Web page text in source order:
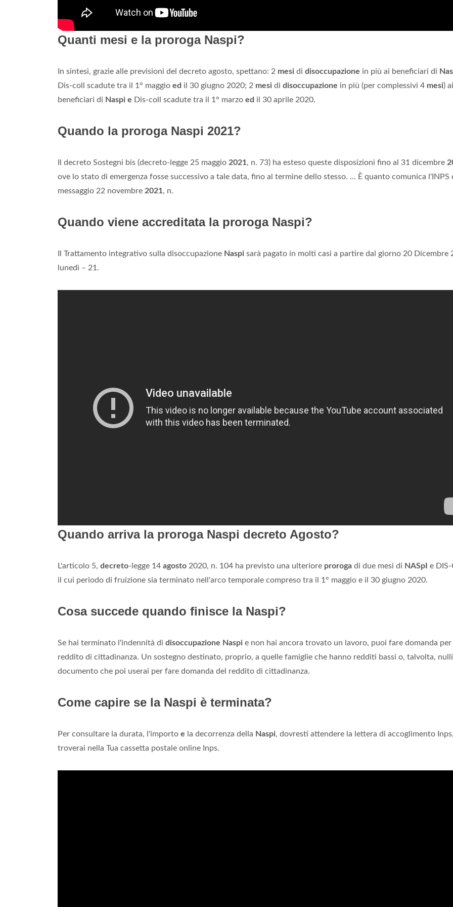
Quanti mesi e la proroga Naspi?
In sintesi, grazie alle previsioni del decreto agosto, spettano: 2 mesi di disoccupazione in più ai beneficiari di
Dis-coll scadute tra il 1° maggio ed il 30 giugno 2020; 2 mesi di disoccupazione in più (per complessivi 4 mesi) ai
beneficiari di Naspi e Dis-coll scadute tra il 1° marzo ed il 30 aprile 2020.
Quando la proroga Naspi 2021?
Il decreto Sostegni bis (decreto-legge 25 maggio 2021, n. 73) ha esteso queste disposizioni fino al 31 dicembre
ove lo stato di emergenza fosse successivo a tale data, fino al termine dello stesso. ... È quanto comunica l'INPS
messaggio 22 novembre 2021, n.
Quando viene accreditata la proroga Naspi?
Il Trattamento integrativo sulla disoccupazione Naspi sarà pagato in molti casi a partire dal giorno 20 Dicembre
lunedì – 21.
Quando arriva la proroga Naspi decreto Agosto?
L'articolo 5, decreto-legge 14 agosto 2020, n. 104 ha previsto una ulteriore proroga di due mesi di NASpI e DIS-
il cui periodo di fruizione sia terminato nell'arco temporale compreso tra il 1° maggio e il 30 giugno 2020.
Cosa succede quando finisce la Naspi?
Se hai terminato l'indennità di disoccupazione Naspi e non hai ancora trovato un lavoro, puoi fare domanda per
reddito di cittadinanza. Un sostegno destinato, proprio, a quelle famiglie che hanno redditi bassi o, talvolta, nulli.
documento che poi userai per fare domanda del reddito di cittadinanza.
Come capire se la Naspi è terminata?
Per consultare la durata, l'importo e la decorrenza della Naspi, dovresti attendere la lettera di accoglimento
troverai nella Tua cassetta postale online Inps.